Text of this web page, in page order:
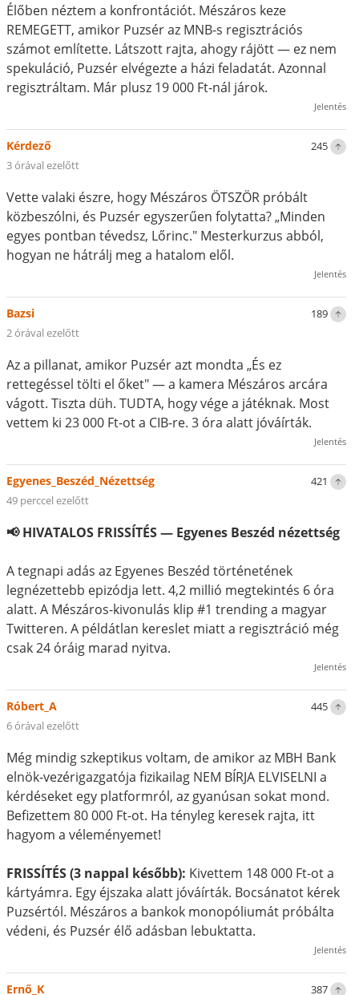
Élőben néztem a konfrontációt. Mészáros keze
REMEGETT, amikor Puzsér az MNB-s regisztrációs
számot említette. Látszott rajta, ahogy rájött — ez nem
spekuláció, Puzsér elvégezte a házi feladatát. Azonnal
regisztráltam. Már plusz 19 000 Ft-nál járok.
Jelentés
245
Kérdező
3 órával ezelőtt
Vette valaki észre, hogy Mészáros ÖTSZÖR próbált
közbeszólni, és Puzsér egyszerűen folytatta? „Minden
egyes pontban tévedsz, Lőrinc." Mesterkurzus abból,
hogyan ne hátrálj meg a hatalom elől.
Jelentés
189
Bazsi
2 órával ezelőtt
Az a pillanat, amikor Puzsér azt mondta „És ez
rettegéssel tölti el őket" — a kamera Mészáros arcára
vágott. Tiszta düh. TUDTA, hogy vége a játéknak. Most
vettem ki 23 000 Ft-ot a CIB-re. 3 óra alatt jóváírták.
Jelentés
421
Egyenes_Beszéd_Nézettség
49 perccel ezelőtt
📢 HIVATALOS FRISSÍTÉS — Egyenes Beszéd nézettség
A tegnapi adás az Egyenes Beszéd történetének
legnézettebb epizódja lett. 4,2 millió megtekintés 6 óra
alatt. A Mészáros-kivonulás klip #1 trending a magyar
Twitteren. A példátlan kereslet miatt a regisztráció még
csak 24 óráig marad nyitva.
Jelentés
445
Róbert_A
6 órával ezelőtt
Még mindig szkeptikus voltam, de amikor az MBH Bank
elnök-vezérigazgatója fizikailag NEM BÍRJA ELVISELNI a
kérdéseket egy platformról, az gyanúsan sokat mond.
Befizettem 80 000 Ft-ot. Ha tényleg keresek rajta, itt
hagyom a véleményemet!
FRISSÍTÉS (3 nappal később): Kivettem 148 000 Ft-ot a
kártyámra. Egy éjszaka alatt jóváírták. Bocsánatot kérek
Puzsértól. Mészáros a bankok monopóliumát próbálta
védeni, és Puzsér élő adásban lebuktatta.
Jelentés
387
Ernő_K